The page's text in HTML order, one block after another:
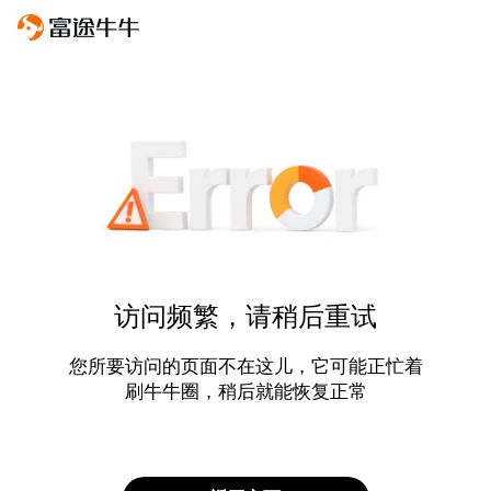
访问频繁，请稍后重试
您所要访问的页面不在这儿，它可能正忙着
刷牛牛圈，稍后就能恢复正常